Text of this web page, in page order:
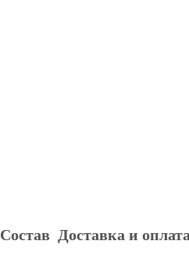
Состав Доставка и оплата